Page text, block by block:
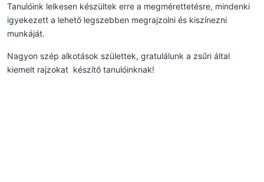
Tanulóink lelkesen készültek erre a megmérettetésre, mindenki
igyekezett a lehető legszebben megrajzolni és kiszínezni
munkáját.
Nagyon szép alkotások születtek, gratulálunk a zsűri által
kiemelt rajzokat készítő tanulóinknak!